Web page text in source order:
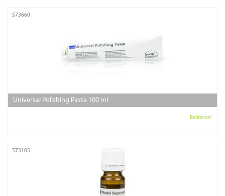
573660
Universal Polishing Paste 100 ml
Raktáron!
573105